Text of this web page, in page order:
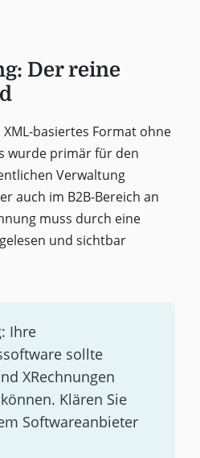
Der reine
basiertes Format ohne
wurde primär für den
Verwaltung
auch im B2B-Bereich an
muss durch eine
und sichtbar
Ihre
sollte
XRechnungen
Klären Sie
Softwareanbieter